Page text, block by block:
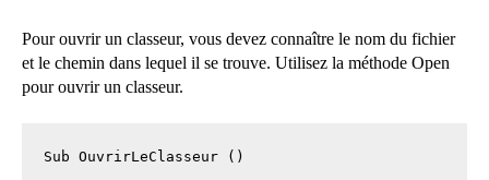
Pour ouvrir un classeur, vous devez connaître le nom du fichier
et le chemin dans lequel il se trouve. Utilisez la méthode Open
pour ouvrir un classeur.
Sub OuvrirLeClasseur ()